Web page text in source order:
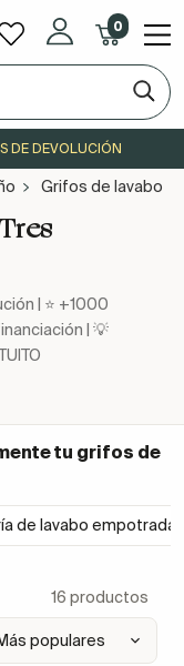
0
DE DEVOLUCIÓN
Grifos de lavabo
| ⭐ +1000
| 💡
tu grifos de
de lavabo empotrada
16 productos